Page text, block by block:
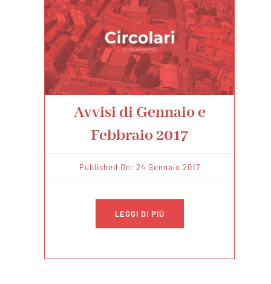
Avvisi di Gennaio e
Febbraio 2017
Published On: 24 Gennaio 2017
LEGGI DI PIÙ